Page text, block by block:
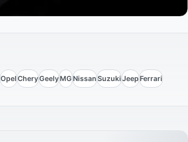
OpelCheryGeelyMGNissanSuzukiJeepFerrari